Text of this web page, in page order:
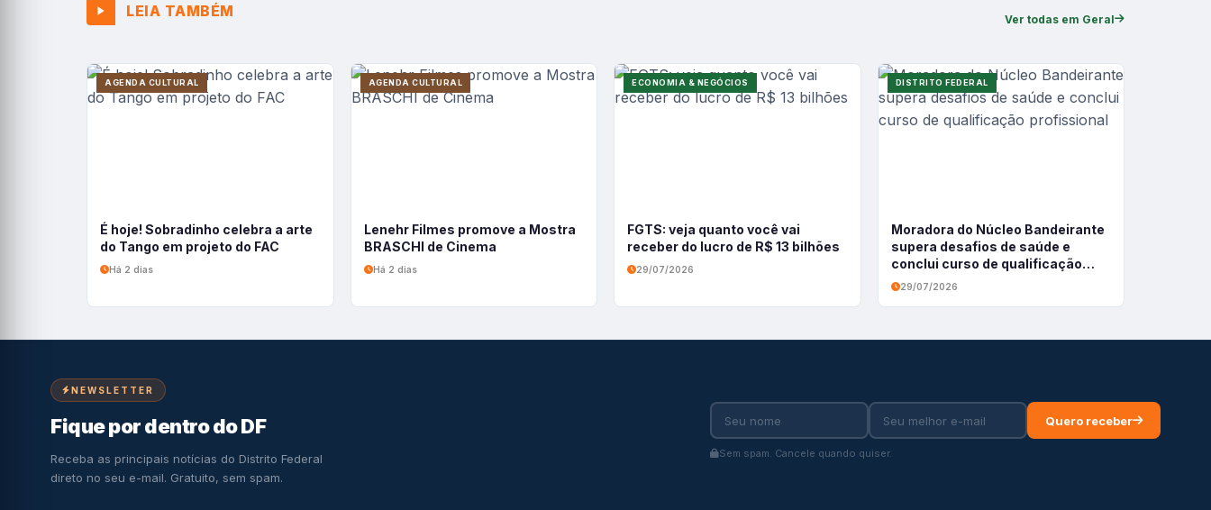
LEIA TAMBÉM Ver todas em Geral
AGENDA CULTURAL
É hoje! Sobradinho celebra a arte
do Tango em projeto do FAC
Há 2 dias
AGENDA CULTURAL
Lenehr Filmes promove a Mostra
BRASCHI de Cinema
Há 2 dias
ECONOMIA & NEGÓCIOS
FGTS: veja quanto você vai
receber do lucro de R$ 13 bilhões
29/07/2026
DISTRITO FEDERAL
Moradora do Núcleo Bandeirante
supera desafios de saúde e
conclui curso de qualificação
profissional
29/07/2026
NEWSLETTER
Fique por dentro do DF
Receba as principais notícias do Distrito Federal
direto no seu e-mail. Gratuito, sem spam.
Quero receber
Sem spam. Cancele quando quiser.